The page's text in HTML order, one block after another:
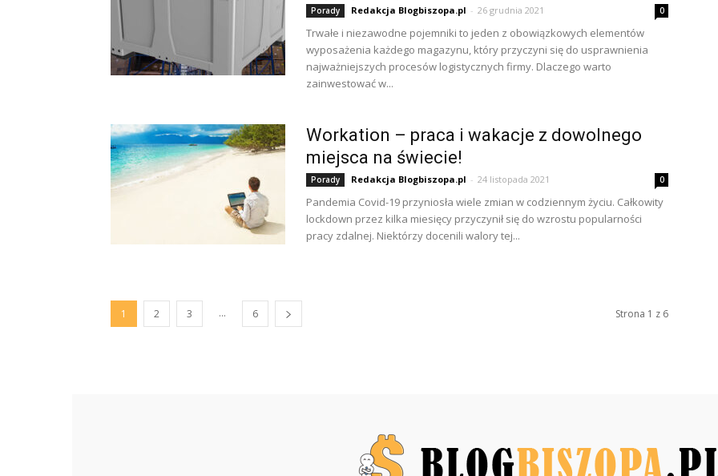
Porady Redakcja Blogbiszopa.pl - 26 grudnia 2021 0
Trwałe i niezawodne pojemniki to jeden z obowiązkowych elementów
wyposażenia każdego magazynu, który przyczyni się do usprawnienia
najważniejszych procesów logistycznych firmy. Dlaczego warto
zainwestować w...
Workation – praca i wakacje z dowolnego
miejsca na świecie!
Porady Redakcja Blogbiszopa.pl - 24 listopada 2021 0
Pandemia Covid-19 przyniosła wiele zmian w codziennym życiu. Całkowity
lockdown przez kilka miesięcy przyczynił się do wzrostu popularności
pracy zdalnej. Niektórzy docenili walory tej...
1 2 3 ... 6 Strona 1 z 6